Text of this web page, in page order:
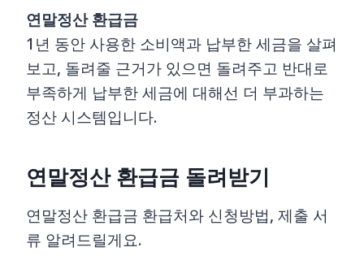
연말정산 환급금
1년 동안 사용한 소비액과 납부한 세금을 살펴
보고, 돌려줄 근거가 있으면 돌려주고 반대로
부족하게 납부한 세금에 대해선 더 부과하는
정산 시스템입니다.
연말정산 환급금 돌려받기
연말정산 환급금 환급처와 신청방법, 제출 서
류 알려드릴게요.